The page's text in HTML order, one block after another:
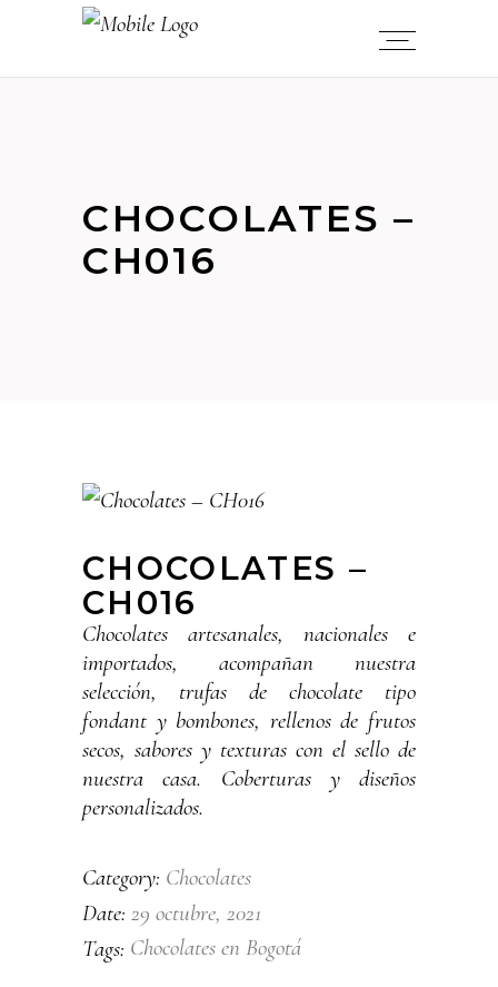
CHOCOLATES –
CH016
CHOCOLATES –
CH016
Chocolates artesanales, nacionales e
importados, acompañan nuestra
selección, trufas de chocolate tipo
fondant y bombones, rellenos de frutos
secos, sabores y texturas con el sello de
nuestra casa. Coberturas y diseños
personalizados.
Category: Chocolates
Date: 29 octubre, 2021
Tags: Chocolates en Bogotá